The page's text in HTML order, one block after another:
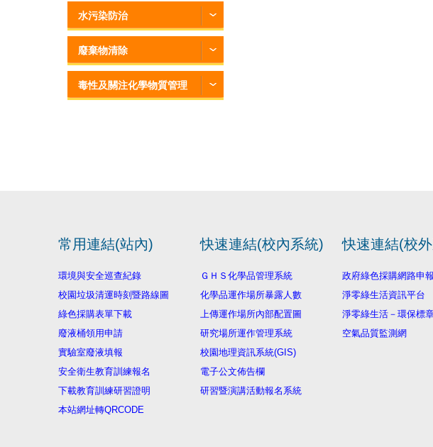
水污染防治
廢棄物清除
毒性及關注化學物質管理
常用連結(站內)
環境與安全巡查紀錄
校園垃圾清運時刻暨路線圖
綠色採購表單下載
廢液桶領用申請
實驗室廢液填報
安全衛生教育訓練報名
下載教育訓練研習證明
本站網址轉QRCODE
快速連結(校內系統)
ＧＨＳ化學品管理系統
化學品運作場所暴露人數
上傳運作場所內部配置圖
研究場所運作管理系統
校園地理資訊系統(GIS)
電子公文佈告欄
研習暨演講活動報名系統
快速連結(校
政府綠色採購網路申
淨零綠生活資訊平台
淨零綠生活－環保標
空氣品質監測網